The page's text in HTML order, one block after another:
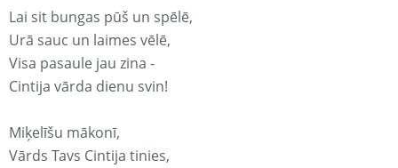
Lai sit bungas pūš un spēlē,
Urā sauc un laimes vēlē,
Visa pasaule jau zina -
Cintija vārda dienu svin!
Miķelīšu mākonī,
Vārds Tavs Cintija tinies,